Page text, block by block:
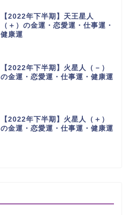
【2022年下半期】天王星人
（＋）の金運・恋愛運・仕事運・
健康運
【2022年下半期】火星人（－）
の金運・恋愛運・仕事運・健康運
【2022年下半期】火星人（＋）
の金運・恋愛運・仕事運・健康運